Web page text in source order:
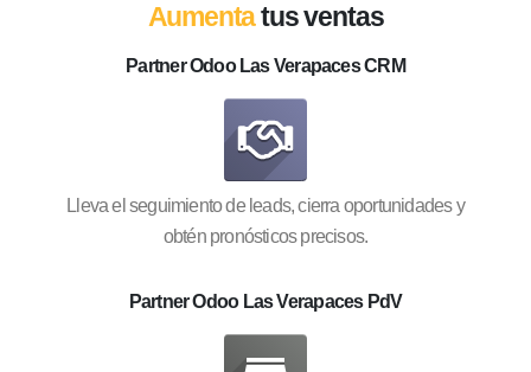
Aumentatus ventas
Partner Odoo Las Verapaces CRM
Lleva el seguimiento de leads, cierra oportunidades y
obtén pronósticos precisos.
Partner Odoo Las Verapaces PdV